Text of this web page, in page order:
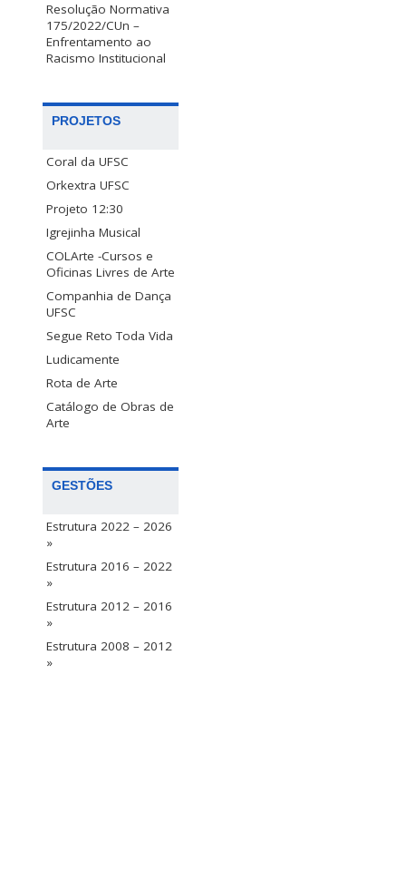
Resolução Normativa
175/2022/CUn –
Enfrentamento ao
Racismo Institucional
PROJETOS
Coral da UFSC
Orkextra UFSC
Projeto 12:30
Igrejinha Musical
COLArte -Cursos e
Oficinas Livres de Arte
Companhia de Dança
UFSC
Segue Reto Toda Vida
Ludicamente
Rota de Arte
Catálogo de Obras de
Arte
GESTÕES
Estrutura 2022 – 2026
»
Estrutura 2016 – 2022
»
Estrutura 2012 – 2016
»
Estrutura 2008 – 2012
»